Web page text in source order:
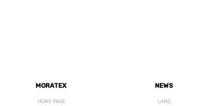
MORATEX
HOME PAGE
NEWS
LINKS